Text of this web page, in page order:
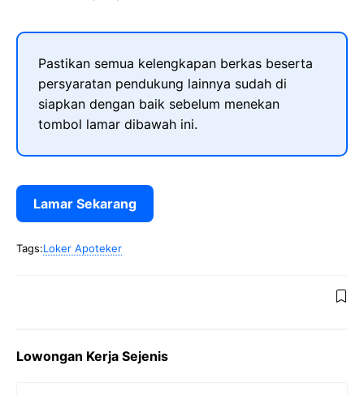
Pastikan semua kelengkapan berkas beserta
persyaratan pendukung lainnya sudah di
siapkan dengan baik sebelum menekan
tombol lamar dibawah ini.
Lamar Sekarang
Tags:Loker Apoteker
Lowongan Kerja Sejenis